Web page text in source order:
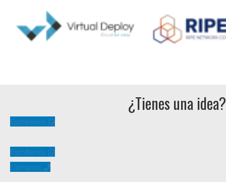
¿Tienes una idea?
Escríbenos
Escríbenos
Llámanos